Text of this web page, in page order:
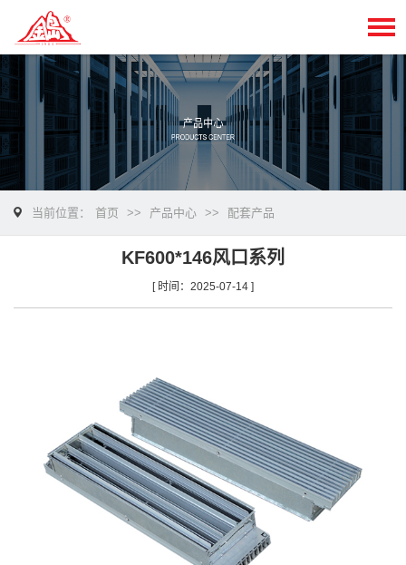
当前位置： 首页 >> 产品中心 >> 配套产品
KF600*146风口系列
[ 时间：2025-07-14 ]